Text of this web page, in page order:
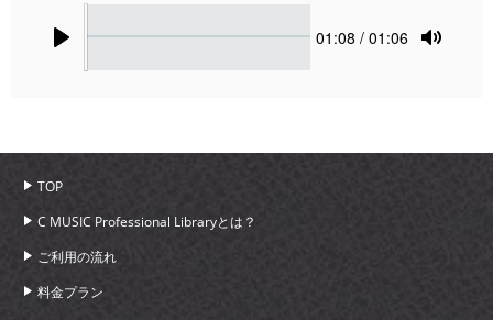
Current
01:08 / 01:06
TOP
C MUSIC Professional Libraryとは？
ご利用の流れ
料金プラン